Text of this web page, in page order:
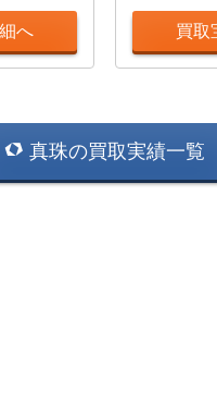
へ 買取
真珠の買取実績一覧